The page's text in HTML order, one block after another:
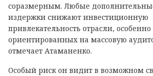
соразмерным. Любые
издержки снижают инвестиционную
привлекательность отрасли,
ориентированных на массовую
отмечает Атаманенко.
Особый риск он видит в возможном